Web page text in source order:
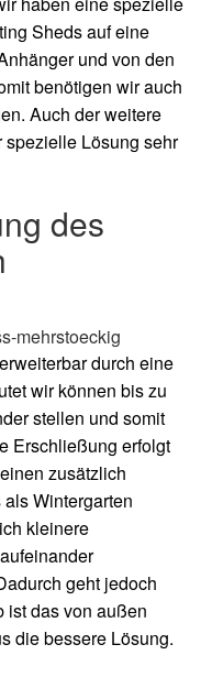
Sheds auf eine
und von den
benötigen wir auch
Auch der weitere
spezielle Lösung sehr
des
durch eine
wir können bis zu
stellen und somit
Erschließung erfolgt
zusätzlich
Wintergarten
kleinere
geht jedoch
ist das von außen
die bessere Lösung.